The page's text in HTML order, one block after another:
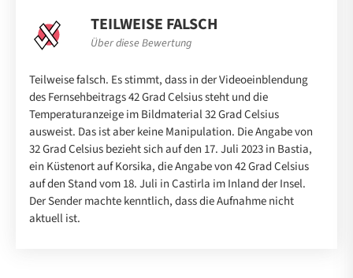
TEILWEISE FALSCH
Über diese Bewertung
Teilweise falsch. Es stimmt, dass in der Videoeinblendung
des Fernsehbeitrags 42 Grad Celsius steht und die
Temperaturanzeige im Bildmaterial 32 Grad Celsius
ausweist. Das ist aber keine Manipulation. Die Angabe von
32 Grad Celsius bezieht sich auf den 17. Juli 2023 in Bastia,
ein Küstenort auf Korsika, die Angabe von 42 Grad Celsius
auf den Stand vom 18. Juli in Castirla im Inland der Insel.
Der Sender machte kenntlich, dass die Aufnahme nicht
aktuell ist.